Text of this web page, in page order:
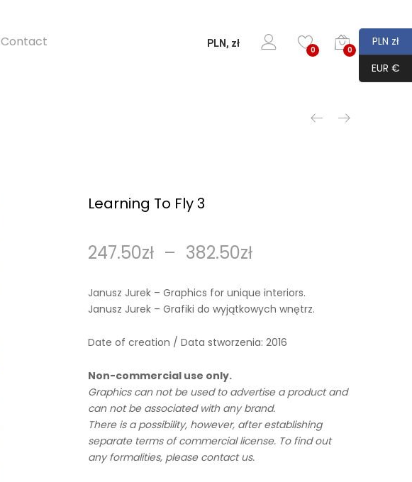
Contact PLN, zł
0 0
Learning To Fly 3
247.50zł – 382.50zł
Janusz Jurek – Graphics for unique interiors.
Janusz Jurek – Grafiki do wyjątkowych wnętrz.
Date of creation / Data stworzenia: 2016
Non-commercial use only.
Graphics can not be used to advertise a product and
can not be associated with any brand.
There is a possibility, however, after establishing
separate terms of commercial license. To find out
any formalities, please contact us.
PLN zł
EUR €